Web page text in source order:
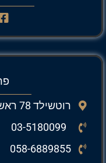
רוטשילד 78 ראשון לציון, קומה 1
058-6889855